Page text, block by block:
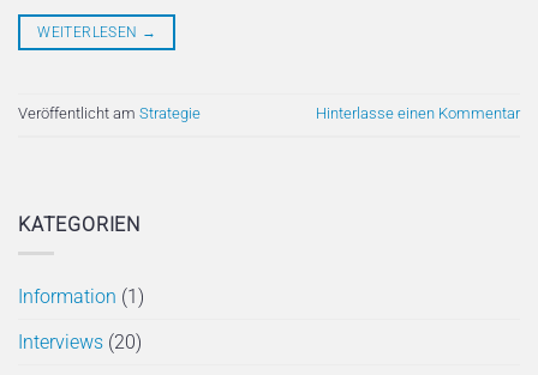
WEITERLESEN →
Veröffentlicht am Strategie Hinterlasse einen Kommentar
KATEGORIEN
Information (1)
Interviews (20)